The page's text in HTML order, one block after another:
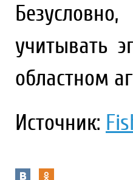
учитывать
областном
Источник: